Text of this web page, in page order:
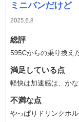
ミニバンだけど
2025.6.8
総評
595Cからの乗り換え
満足している点
軽快は加速感は、かな
不満な点
やっぱりドリンクホ